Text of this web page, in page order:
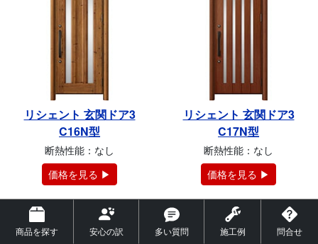
商品を探す 安心の訳 多い質問 施工例 問合せ
リシェント 玄関ドア3
C16N型
断熱性能：なし
価格を見る ▶
リシェント 玄関ドア3
C17N型
断熱性能：なし
価格を見る ▶